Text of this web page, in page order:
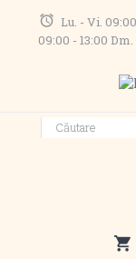
Lu. - Vi.
09:00 - 13:00